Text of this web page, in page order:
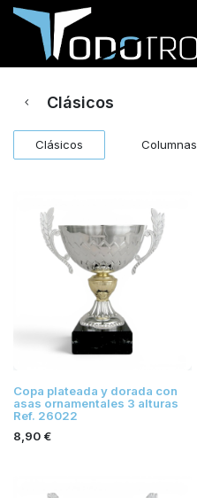
Clásicos
Clásicos Columnas
Copa plateada y dorada con
asas ornamentales 3 alturas
Ref. 26022
8,90 €